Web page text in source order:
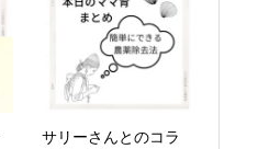
サリーさんとのコラ